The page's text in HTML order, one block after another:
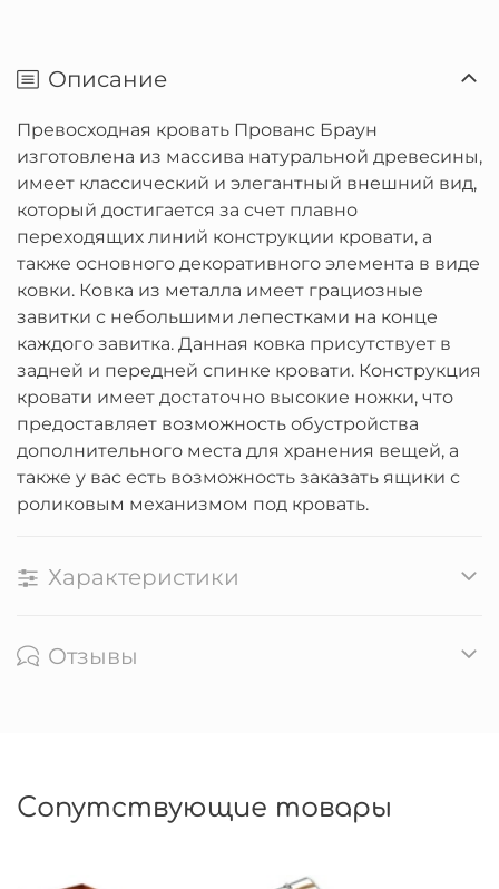
Описание
Превосходная кровать Прованс Браун
изготовлена из массива натуральной древесины,
имеет классический и элегантный внешний вид,
который достигается за счет плавно
переходящих линий конструкции кровати, а
также основного декоративного элемента в виде
ковки. Ковка из металла имеет грациозные
завитки с небольшими лепестками на конце
каждого завитка. Данная ковка присутствует в
задней и передней спинке кровати. Конструкция
кровати имеет достаточно высокие ножки, что
предоставляет возможность обустройства
дополнительного места для хранения вещей, а
также у вас есть возможность заказать ящики с
роликовым механизмом под кровать.
Характеристики
Отзывы
Сопутствующие товары